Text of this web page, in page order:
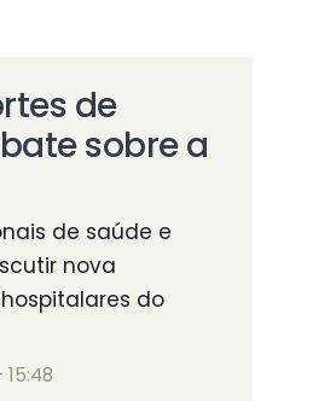
de
sobre a
de saúde e
nova
do